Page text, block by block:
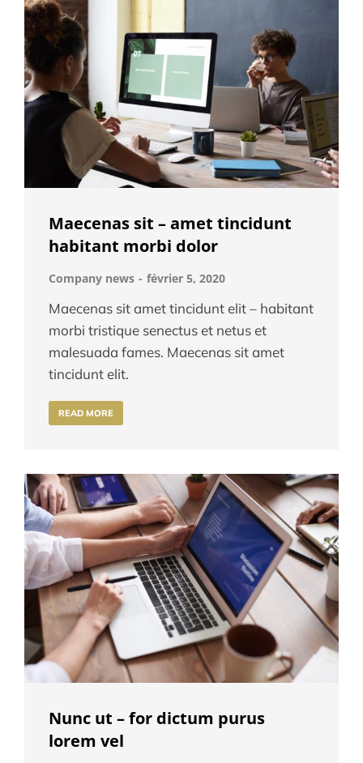
Maecenas sit – amet tincidunt
habitant morbi dolor
Company news février 5, 2020
Maecenas sit amet tincidunt elit – habitant
morbi tristique senectus et netus et
malesuada fames. Maecenas sit amet
tincidunt elit.
READ MORE
Nunc ut – for dictum purus
lorem vel